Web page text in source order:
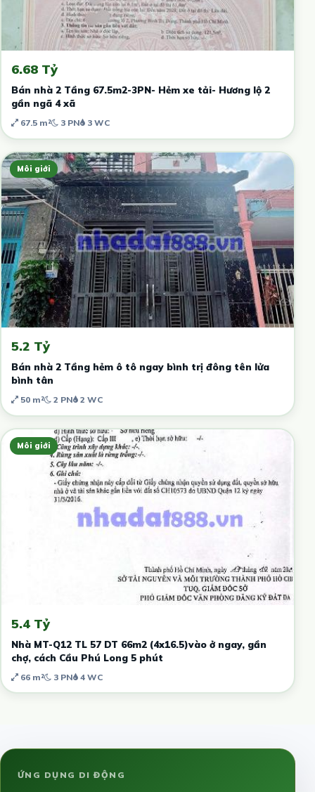
6.68 Tỷ
Bán nhà 2 Tầng 67.5m2-3PN- Hẻm xe tải- Hương lộ 2
gần ngã 4 xã
67.5 m² 3 PN 3 WC
Môi giới
5.2 Tỷ
Bán nhà 2 Tầng hẻm ô tô ngay bình trị đông tên lửa
bình tân
50 m² 2 PN 2 WC
Môi giới
5.4 Tỷ
Nhà MT-Q12 TL 57 DT 66m2 (4x16.5)vào ở ngay, gần
chợ, cách Cầu Phú Long 5 phút
66 m² 3 PN 4 WC
ỨNG DỤNG DI ĐỘNG